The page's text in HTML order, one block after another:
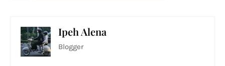
Ipeh Alena
Blogger